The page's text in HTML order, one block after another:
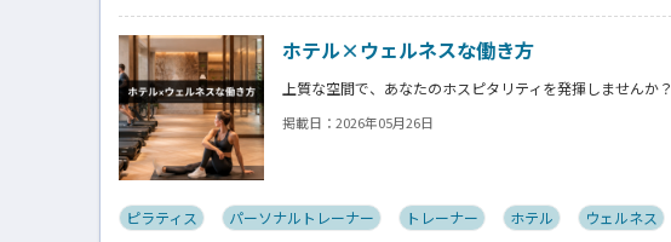
ホテル×ウェルネスな働き方
上質な空間で、あなたのホスピタリティを発揮しませんか？
掲載日： 2026年05月26日
ピラティス パーソナルトレーナー トレーナー ホテル ウェルネス